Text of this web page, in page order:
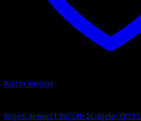
Add to wishlist
Stojeći ormarić I 33/190 2L-bijelo-